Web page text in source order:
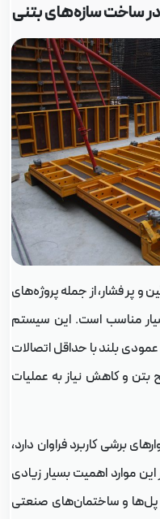
سازه‌های بتنی
فشار، از جمله پروژه‌های
مناسب است. این سیستم
بلند با حداقل اتصالات
و کاهش نیاز به عملیات
کاربرد فراوان دارد،
اهمیت بسیار زیادی
پل‌ها و ساختمان‌های صنعتی